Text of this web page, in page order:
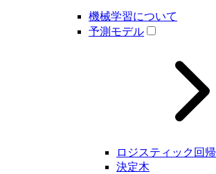
機械学習について
予測モデル
ロジスティック回帰
決定木